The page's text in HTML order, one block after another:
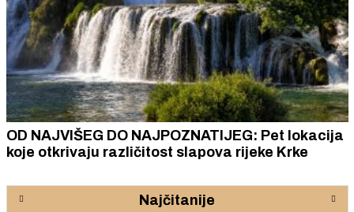
OD NAJVIŠEG DO NAJPOZNATIJEG: Pet lokacija
koje otkrivaju različitost slapova rijeke Krke
Najčitanije